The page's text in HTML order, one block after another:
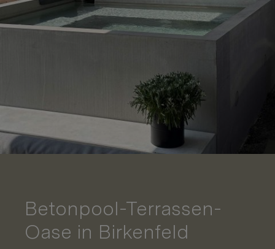
Betonpool-Terrassen-
Oase in Birkenfeld